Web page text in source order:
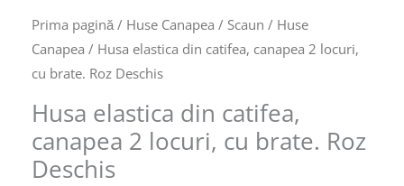
Prima pagină/ Huse Canapea / Scaun / Huse
Canapea / Husa elastica din catifea, canapea 2 locuri,
cu brate. Roz Deschis
Husa elastica din catifea,
canapea 2 locuri, cu brate. Roz
Deschis
fost:
159,00lei.
104,00lei.
din
catifea,
canapea
locuri,
cu
brate.